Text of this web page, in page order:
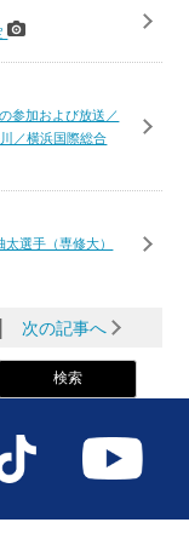
参加および放送／
／横浜国際総合
選手（専修大）
│ 次の記事へ